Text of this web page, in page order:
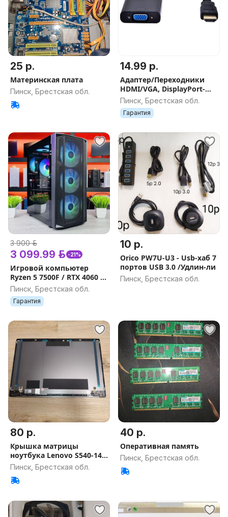
25 р.
Материнская плата
Пинск, Брестская обл.
14.99 р.
Адаптер/Переходники
HDMI/VGA, DisplayPort-
VGA, HDMI-DVI, DVI -
HDMI, VGA-HDMI
Пинск, Брестская обл.
Гарантия
3 900 р.
3 099.99 р. -21%
Игровой компьютер
Ryzen 5 7500F / RTX 4060 Ti
/ DDR5 32GB, 16GB / SSD
1000Gb Гарантия на
игровой ПК
Пинск, Брестская обл.
Гарантия
10 р.
Orico PW7U-U3 - Usb-хаб 7
портов USB 3.0 /Удлин-ли
Пинск, Брестская обл.
80 р.
Крышка матрицы
ноутбука Lenovo S540-14
5CB0W45017
Пинск, Брестская обл.
40 р.
Оперативная память
Пинск, Брестская обл.